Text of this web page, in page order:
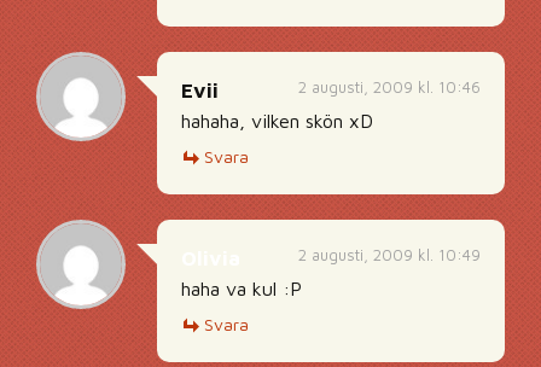
2 augusti, 2009 kl. 10:46
Evii
hahaha, vilken skön xD
Svara
2 augusti, 2009 kl. 10:49
haha va kul :P
Svara